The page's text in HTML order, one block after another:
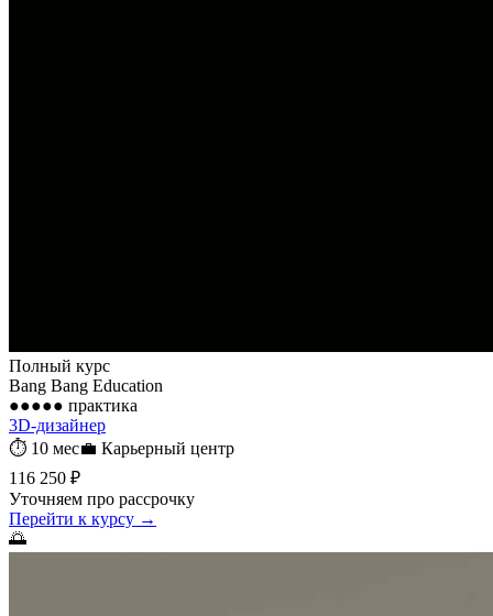
Полный курс
Bang Bang Education
●●●●● практика
3D-дизайнер
⏱ 10 мес💼 Карьерный центр
116 250 ₽
Уточняем про рассрочку
Перейти к курсу →
🌅